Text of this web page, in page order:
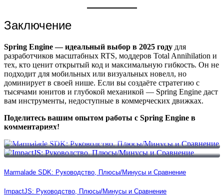
Заключение
Spring Engine — идеальный выбор в 2025 году для
разработчиков масштабных RTS, моддеров Total Annihilation и
тех, кто ценит открытый код и максимальную гибкость. Он не
подходит для мобильных или визуальных новелл, но
доминирует в своей нише. Если вы создаёте стратегию с
тысячами юнитов и глубокой механикой — Spring Engine даст
вам инструменты, недоступные в коммерческих движках.
Поделитесь вашим опытом работы с Spring Engine в
комментариях!
Marmalade SDK: Руководство, Плюсы/Минусы и Сравнение
ImpactJS: Руководство, Плюсы/Минусы и Сравнение
Marmalade SDK: Руководство, Плюсы/Минусы и Сравнение
ImpactJS: Руководство, Плюсы/Минусы и Сравнение